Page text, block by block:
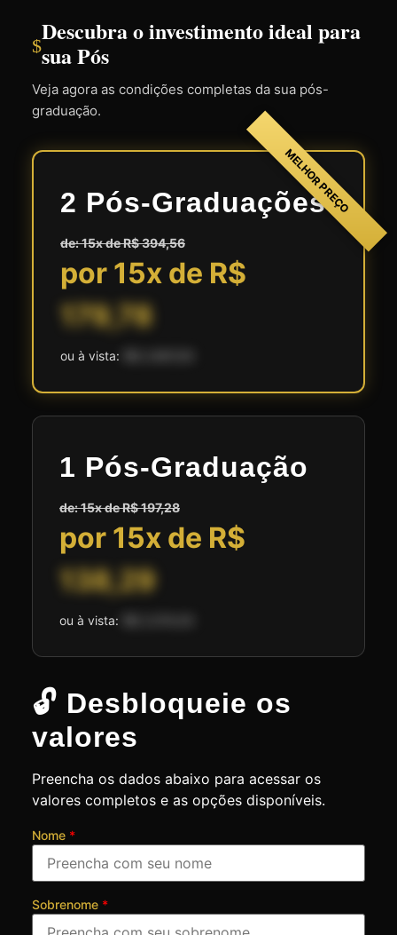
$Descubra o investimento ideal para
sua Pós
Veja agora as condições completas da sua pós-
graduação.
MELHOR PREÇO
2 Pós-Graduações
de: 15x de R$ 394,56
por 15x de R$
179,78
ou à vista:
1 Pós-Graduação
de: 15x de R$ 197,28
por 15x de R$
138,29
ou à vista:
🔓 Desbloqueie os
valores
Preencha os dados abaixo para acessar os
valores completos e as opções disponíveis.
Nome *
Sobrenome *